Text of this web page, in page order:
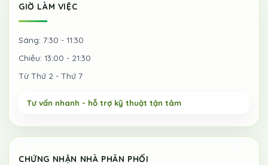
GIỜ LÀM VIỆC
Sáng: 7:30 - 11:30
Chiều: 13:00 - 21:30
Từ Thứ 2 - Thứ 7
CHỨNG NHẬN NHÀ PHÂN PHỐI